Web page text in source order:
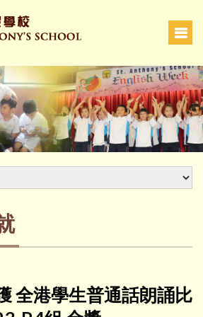
全港學生普通話朗誦比